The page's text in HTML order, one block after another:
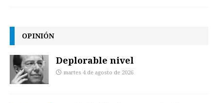
OPINIÓN
Deplorable nivel
martes 4 de agosto de 2026